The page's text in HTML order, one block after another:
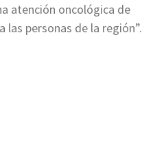
atención oncológica de
personas de la región”.